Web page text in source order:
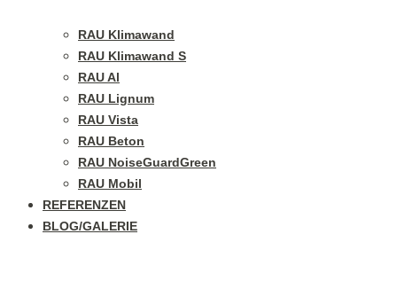
RAU Klimawand
RAU Klimawand S
RAU Al
RAU Lignum
RAU Vista
RAU Beton
RAU NoiseGuardGreen
RAU Mobil
REFERENZEN
BLOG/GALERIE